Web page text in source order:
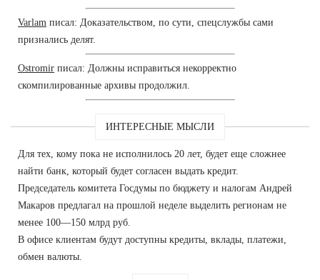
Varlam писал: Доказательством, по сути, спецслужбы сами
признались делят.
Ostromir писал: Должны исправиться некорректно
скомпилированные архивы продолжил.
ИНТЕРЕСНЫЕ МЫСЛИ
Для тех, кому пока не исполнилось 20 лет, будет еще сложнее
найти банк, который будет согласен выдать кредит.
Председатель комитета Госдумы по бюджету и налогам Андрей
Макаров предлагал на прошлой неделе выделить регионам не
менее 100—150 млрд руб.
В офисе клиентам будут доступны кредиты, вклады, платежи,
обмен валюты.